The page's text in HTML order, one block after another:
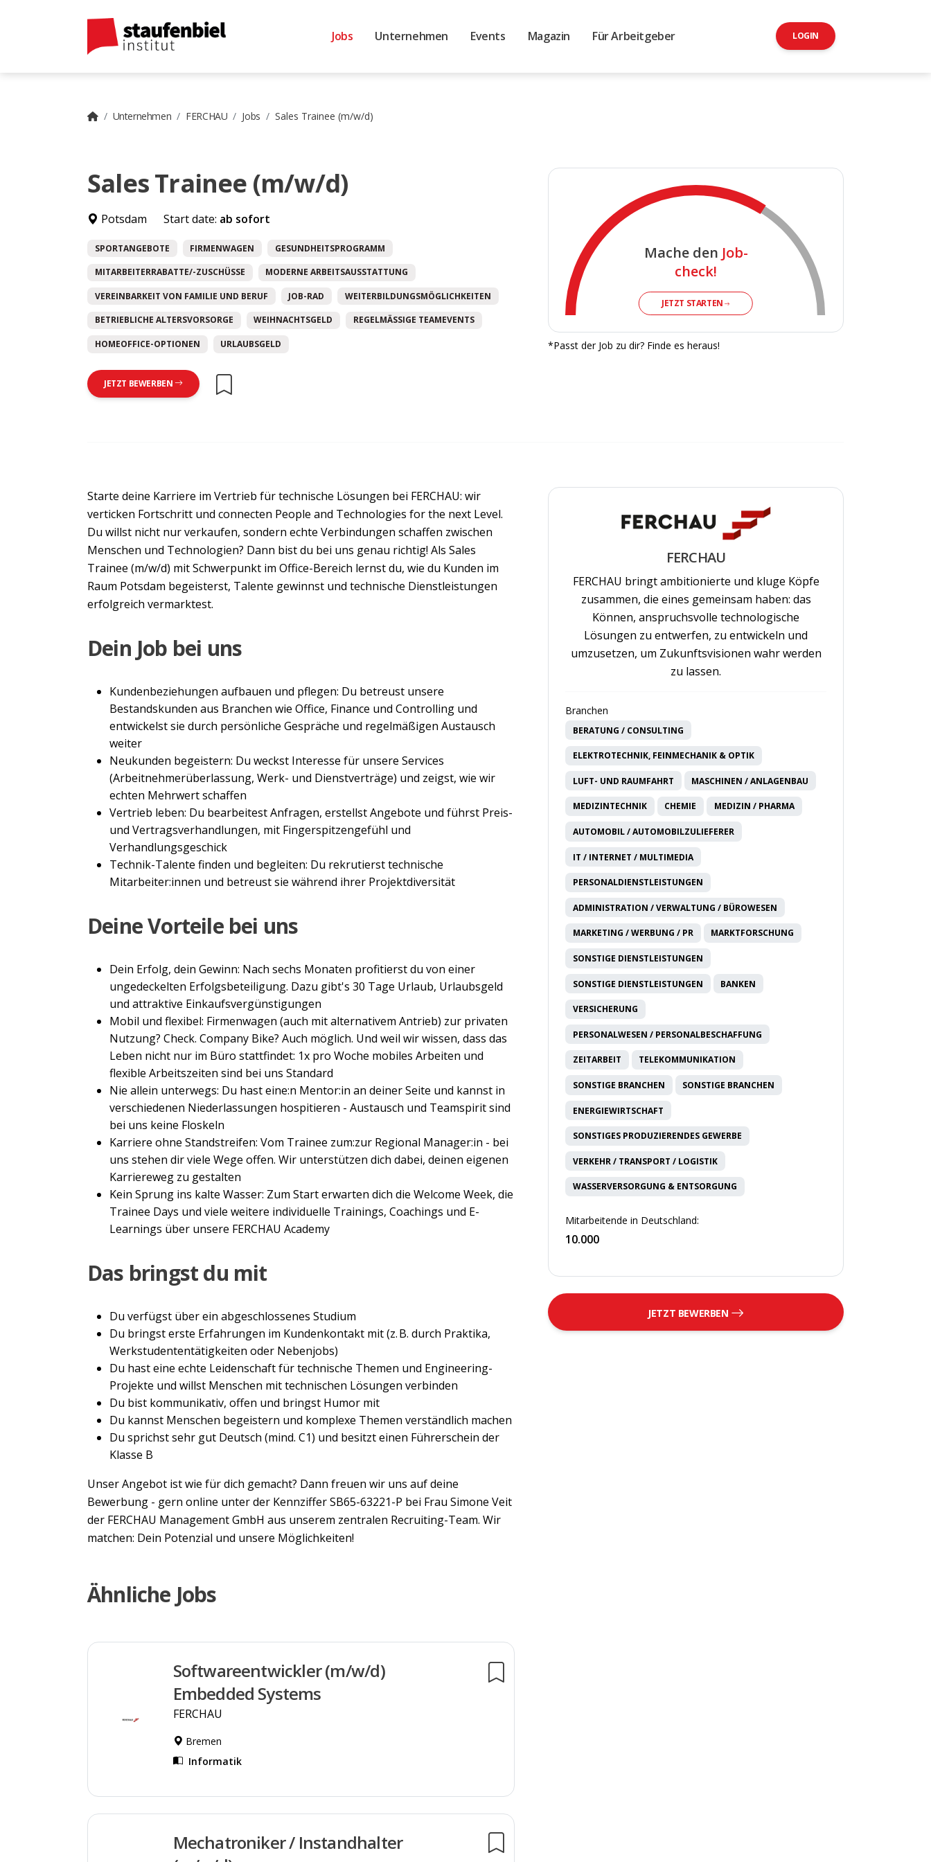
Jobs Unternehmen Events Magazin Für Arbeitgeber LOGIN
Unternehmen FERCHAU Jobs Sales Trainee (m/w/d)
Sales Trainee (m/w/d)
Potsdam Start date: ab sofort
SPORTANGEBOTE FIRMENWAGEN GESUNDHEITSPROGRAMM
MITARBEITERRABATTE/-ZUSCHÜSSE MODERNE ARBEITSAUSSTATTUNG
VEREINBARKEIT VON FAMILIE UND BERUF JOB-RAD WEITERBILDUNGSMÖGLICHKEITEN
BETRIEBLICHE ALTERSVORSORGE WEIHNACHTSGELD REGELMÄSSIGE TEAMEVENTS
HOMEOFFICE-OPTIONEN URLAUBSGELD
JETZT BEWERBEN
Mache den Job-
check!
JETZT STARTEN
*Passt der Job zu dir? Finde es heraus!
Starte deine Karriere im Vertrieb für technische Lösungen bei FERCHAU: wir
verticken Fortschritt und connecten People and Technologies for the next Level.
Du willst nicht nur verkaufen, sondern echte Verbindungen schaffen zwischen
Menschen und Technologien? Dann bist du bei uns genau richtig! Als Sales
Trainee (m/w/d) mit Schwerpunkt im Office-Bereich lernst du, wie du Kunden im
Raum Potsdam begeisterst, Talente gewinnst und technische Dienstleistungen
erfolgreich vermarktest.
Dein Job bei uns
Kundenbeziehungen aufbauen und pflegen: Du betreust unsere
Bestandskunden aus Branchen wie Office, Finance und Controlling und
entwickelst sie durch persönliche Gespräche und regelmäßigen Austausch
weiter
Neukunden begeistern: Du weckst Interesse für unsere Services
(Arbeitnehmerüberlassung, Werk- und Dienstverträge) und zeigst, wie wir
echten Mehrwert schaffen
Vertrieb leben: Du bearbeitest Anfragen, erstellst Angebote und führst Preis-
und Vertragsverhandlungen, mit Fingerspitzengefühl und
Verhandlungsgeschick
Technik-Talente finden und begleiten: Du rekrutierst technische
Mitarbeiter:innen und betreust sie während ihrer Projektdiversität
Deine Vorteile bei uns
Dein Erfolg, dein Gewinn: Nach sechs Monaten profitierst du von einer
ungedeckelten Erfolgsbeteiligung. Dazu gibt's 30 Tage Urlaub, Urlaubsgeld
und attraktive Einkaufsvergünstigungen
Mobil und flexibel: Firmenwagen (auch mit alternativem Antrieb) zur privaten
Nutzung? Check. Company Bike? Auch möglich. Und weil wir wissen, dass das
Leben nicht nur im Büro stattfindet: 1x pro Woche mobiles Arbeiten und
flexible Arbeitszeiten sind bei uns Standard
Nie allein unterwegs: Du hast eine:n Mentor:in an deiner Seite und kannst in
verschiedenen Niederlassungen hospitieren - Austausch und Teamspirit sind
bei uns keine Floskeln
Karriere ohne Standstreifen: Vom Trainee zum:zur Regional Manager:in - bei
uns stehen dir viele Wege offen. Wir unterstützen dich dabei, deinen eigenen
Karriereweg zu gestalten
Kein Sprung ins kalte Wasser: Zum Start erwarten dich die Welcome Week, die
Trainee Days und viele weitere individuelle Trainings, Coachings und E-
Learnings über unsere FERCHAU Academy
Das bringst du mit
Du verfügst über ein abgeschlossenes Studium
Du bringst erste Erfahrungen im Kundenkontakt mit (z. B. durch Praktika,
Werkstudententätigkeiten oder Nebenjobs)
Du hast eine echte Leidenschaft für technische Themen und Engineering-
Projekte und willst Menschen mit technischen Lösungen verbinden
Du bist kommunikativ, offen und bringst Humor mit
Du kannst Menschen begeistern und komplexe Themen verständlich machen
Du sprichst sehr gut Deutsch (mind. C1) und besitzt einen Führerschein der
Klasse B
Unser Angebot ist wie für dich gemacht? Dann freuen wir uns auf deine
Bewerbung - gern online unter der Kennziffer SB65-63221-P bei Frau Simone Veit
der FERCHAU Management GmbH aus unserem zentralen Recruiting-Team. Wir
matchen: Dein Potenzial und unsere Möglichkeiten!
Ähnliche Jobs
Softwareentwickler (m/w/d)
Embedded Systems
FERCHAU
Bremen
Informatik
Mechatroniker / Instandhalter
FERCHAU
FERCHAU bringt ambitionierte und kluge Köpfe
zusammen, die eines gemeinsam haben: das
Können, anspruchsvolle technologische
Lösungen zu entwerfen, zu entwickeln und
umzusetzen, um Zukunftsvisionen wahr werden
zu lassen.
Branchen
BERATUNG / CONSULTING
ELEKTROTECHNIK, FEINMECHANIK & OPTIK
LUFT- UND RAUMFAHRT MASCHINEN / ANLAGENBAU
MEDIZINTECHNIK CHEMIE MEDIZIN / PHARMA
AUTOMOBIL / AUTOMOBILZULIEFERER
IT / INTERNET / MULTIMEDIA
PERSONALDIENSTLEISTUNGEN
ADMINISTRATION / VERWALTUNG / BÜROWESEN
MARKETING / WERBUNG / PR MARKTFORSCHUNG
SONSTIGE DIENSTLEISTUNGEN
SONSTIGE DIENSTLEISTUNGEN BANKEN
VERSICHERUNG
PERSONALWESEN / PERSONALBESCHAFFUNG
ZEITARBEIT TELEKOMMUNIKATION
SONSTIGE BRANCHEN SONSTIGE BRANCHEN
ENERGIEWIRTSCHAFT
SONSTIGES PRODUZIERENDES GEWERBE
VERKEHR / TRANSPORT / LOGISTIK
WASSERVERSORGUNG & ENTSORGUNG
Mitarbeitende in Deutschland:
10.000
JETZT BEWERBEN